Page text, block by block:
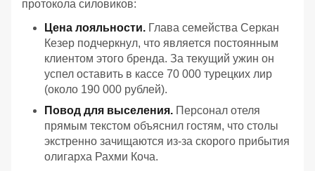
протокола силовиков:
Цена лояльности. Глава семейства Серкан
Кезер подчеркнул, что является постоянным
клиентом этого бренда. За текущий ужин он
успел оставить в кассе 70 000 турецких лир
(около 190 000 рублей).
Повод для выселения. Персонал отеля
прямым текстом объяснил гостям, что столы
экстренно зачищаются из-за скорого прибытия
олигарха Рахми Коча.